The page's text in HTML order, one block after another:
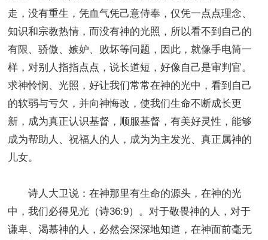
走，没有重生，凭血气凭己意侍奉，仅凭一点点理念、
知识和宗教热情，而没有神的光照，所以看不到自己的
有限、骄傲、嫉妒、败坏等问题，因此，就像手电筒一
样，对别人指指点点，说长道短，好像自己是审判官。
求神怜悯、光照，好让我们常常在神的光中，看到自己
的软弱与亏欠，并向神悔改，使我们生命不断成长更
新，成为真正认识基督，顺服基督，有美好灵性，能够
成为帮助人、祝福人的人，成为为主发光、真正属神的
儿女。
诗人大卫说：在神那里有生命的源头，在神的光
中，我们必得见光（诗36:9）。对于敬畏神的人，对于
谦卑、渴慕神的人，必然会深深地知道，在神面前毫无